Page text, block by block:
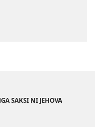
Oktubre 2017
SAKSI NI JEHOVA